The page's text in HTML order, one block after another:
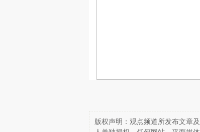
版权声明：观点频道所发布文章